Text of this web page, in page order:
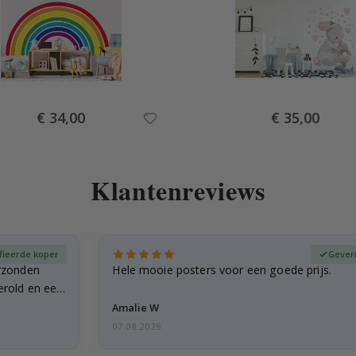
Special
Price
€ 34,00 Special
Price
€ 35,00
Klantenreviews
en een
koper
Hele mooie posters voor een goede prijs.
Amalie W
07.08.2026